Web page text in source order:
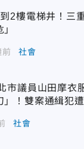
2樓電梯井！三
前 社會
市議員山田摩衣
」！雙案通緝犯
社會